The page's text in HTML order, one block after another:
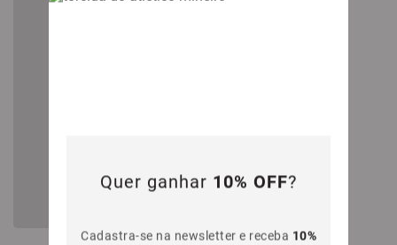
Quer ganhar 10% OFF?
Cadastra-se na newsletter e receba 10%